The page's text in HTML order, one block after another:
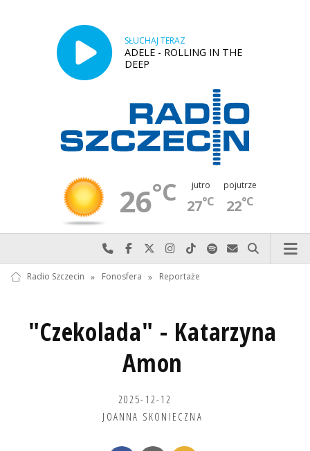
SŁUCHAJ TERAZ
ADELE - ROLLING IN THE
DEEP
26°C jutro
27°C
pojutrze
22°C
Najlepiej po prostu do nas zadzwoń
Odwiedź nas na Facebook-u
Odwiedź nas na X
Odwiedź nas na Instagram-ie
Odwiedź nas na TikTok-u
Szukaj nas na Spotify
Wyślij do nas
Szukaj
Radio Szczecin » Fonosfera » Reportaże
"Czekolada" - Katarzyna
Amon
2025-12-12
JOANNA SKONIECZNA